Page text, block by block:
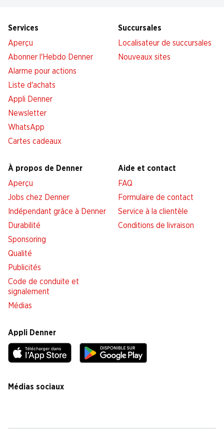
Services
Aperçu
Abonner l'Hebdo Denner
Alarme pour actions
Liste d'achats
Appli Denner
Newsletter
WhatsApp
Cartes cadeaux
Succursales
Localisateur de succursales
Nouveaux sites
À propos de Denner
Aperçu
Jobs chez Denner
Indépendant grâce à Denner
Durabilité
Sponsoring
Qualité
Publicités
Code de conduite et
signalement
Médias
Aide et contact
FAQ
Formulaire de contact
Service à la clientèle
Conditions de livraison
Appli Denner
Médias sociaux